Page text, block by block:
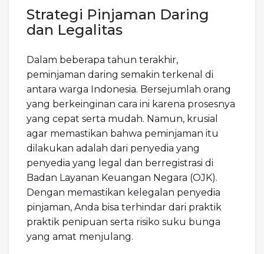
Strategi Pinjaman Daring
dan Legalitas
Dalam beberapa tahun terakhir,
peminjaman daring semakin terkenal di
antara warga Indonesia. Bersejumlah orang
yang berkeinginan cara ini karena prosesnya
yang cepat serta mudah. Namun, krusial
agar memastikan bahwa peminjaman itu
dilakukan adalah dari penyedia yang
penyedia yang legal dan berregistrasi di
Badan Layanan Keuangan Negara (OJK).
Dengan memastikan kelegalan penyedia
pinjaman, Anda bisa terhindar dari praktik
praktik penipuan serta risiko suku bunga
yang amat menjulang.